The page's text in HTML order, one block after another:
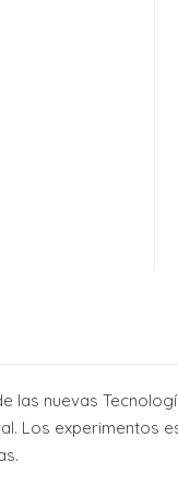
las nuevas
Los experimentos